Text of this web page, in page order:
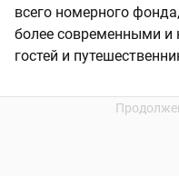
всего номерного
более современными
гостей и